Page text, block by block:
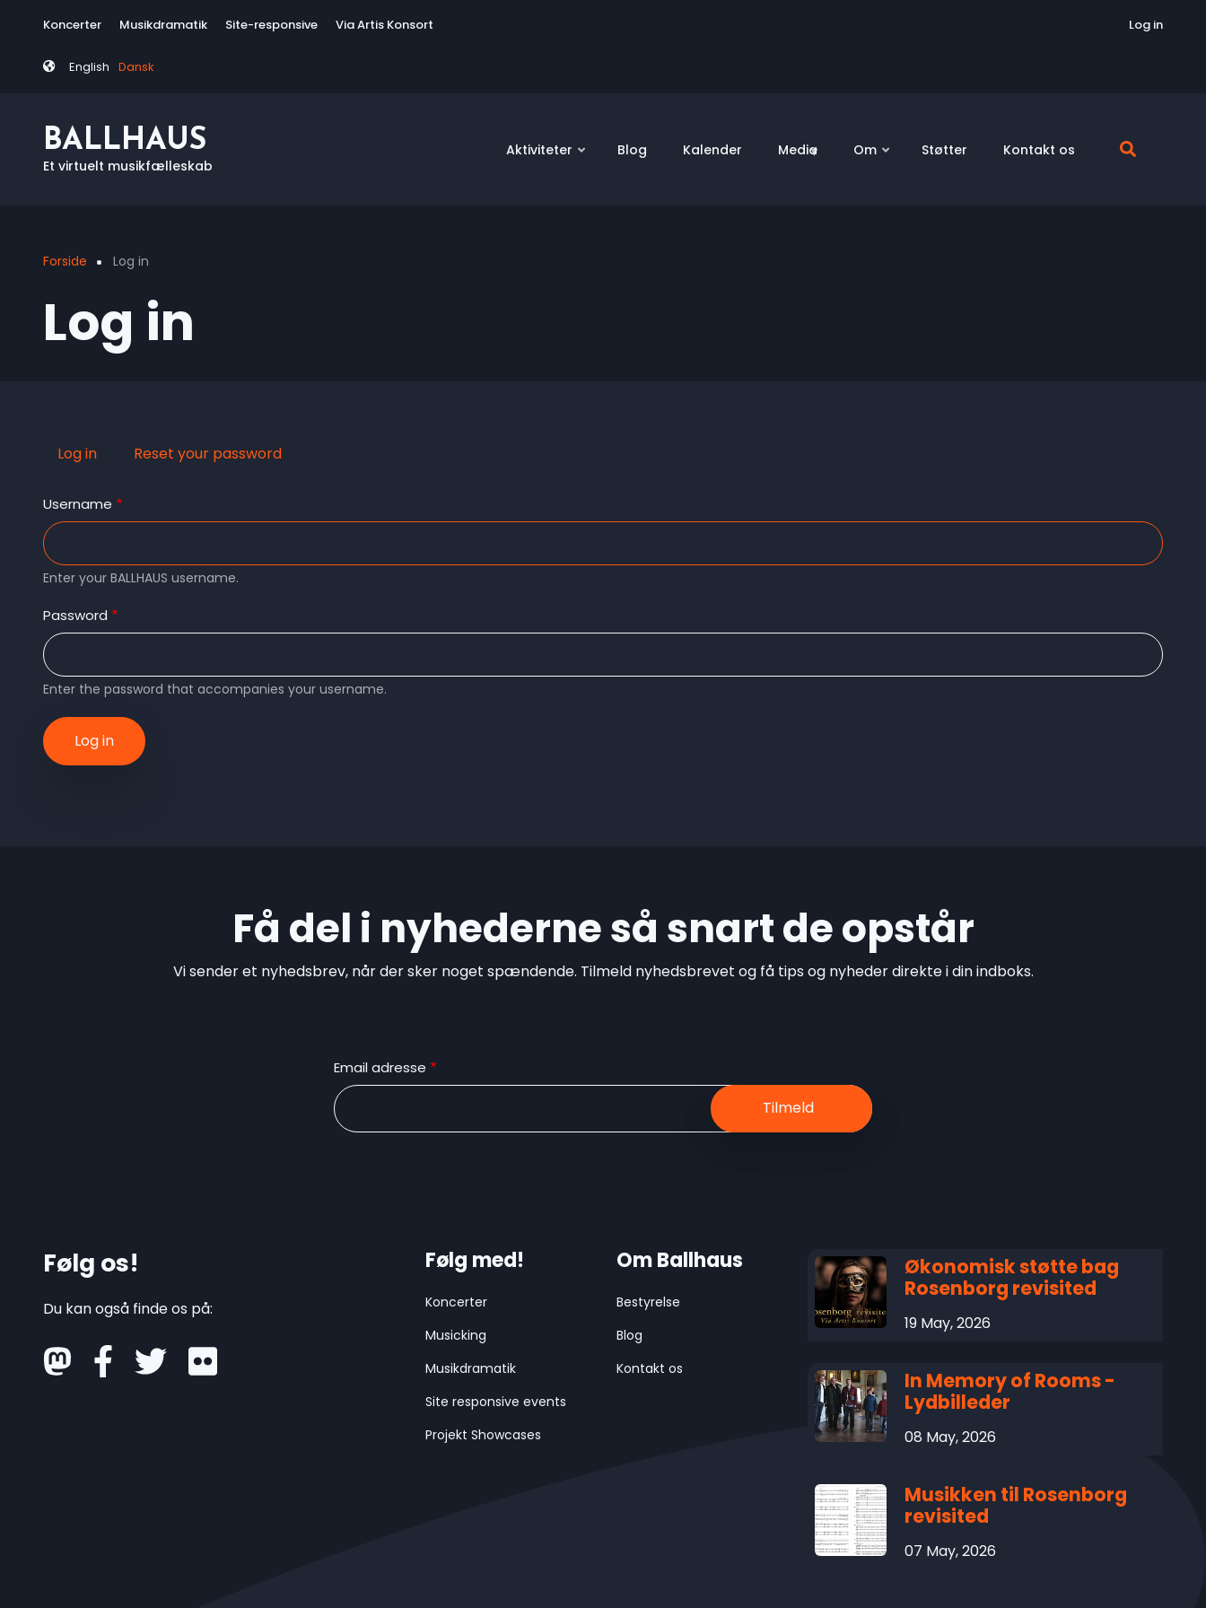
content
Tag
Koncerter Musikdramatik Site-responsive Via Artis Konsort
English Dansk
Log in
BALLHAUS
Et virtuelt musikfælleskab
Aktiviteter Blog Kalender Media Om Støtter Kontakt os
Breadcrumb
Forside Log in
Log in
tabs
Log in (activeReset your password
Username
Enter your BALLHAUS username.
Password
Enter the password that accompanies your username.
Få del i nyhederne så snart de opstår
Vi sender et nyhedsbrev, når der sker noget spændende. Tilmeld nyhedsbrevet og få tips og nyheder direkte i din indboks.
Email adresse
Følg os!
Du kan også finde os på:
mastodon
Følg med!
Koncerter
Musicking
Musikdramatik
Site responsive events
Projekt Showcases
Om Ballhaus
Bestyrelse
Blog
Kontakt os
Økonomisk støtte bag
Rosenborg revisited
19 May, 2026
In Memory of Rooms -
Lydbilleder
08 May, 2026
Musikken til Rosenborg
revisited
07 May, 2026